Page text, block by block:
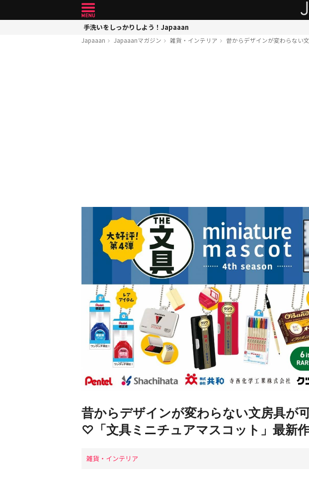
手洗いをしっかりしよう！Japaaan
Japaaan Japaaanマガジン 雑貨・インテリア 昔からデザインが変わらない
昔からデザインが変わらない文房具が
♡「文具ミニチュアマスコット」最新
雑貨・インテリア